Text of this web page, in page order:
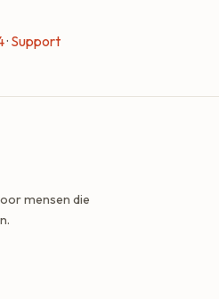
· Support
mensen die